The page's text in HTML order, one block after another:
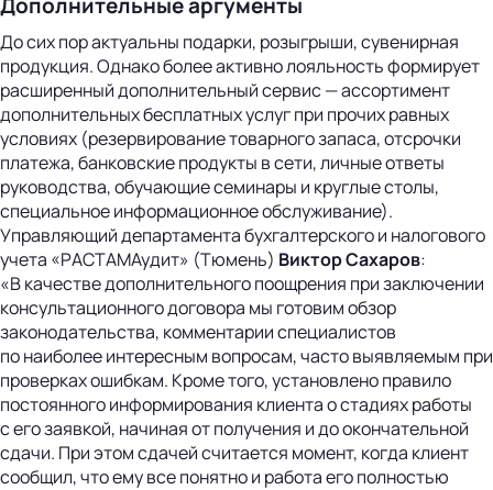
До сих пор актуальны подарки, розыгрыши, сувенирная
продукция. Однако более активно лояльность формирует
расширенный дополнительный сервис — ассортимент
дополнительных бесплатных услуг при прочих равных
условиях (резервирование товарного запаса, отсрочки
платежа, банковские продукты в сети, личные ответы
руководства, обучающие семинары и круглые столы,
специальное информационное обслуживание).
Управляющий департамента бухгалтерского и налогового
учета «РАСТАМАудит» (Тюмень) Виктор Сахаров:
«В качестве дополнительного поощрения при заключении
консультационного договора мы готовим обзор
законодательства, комментарии специалистов
по наиболее интересным вопросам, часто выявляемым при
проверках ошибкам. Кроме того, установлено правило
постоянного информирования клиента о стадиях работы
с его заявкой, начиная от получения и до окончательной
сдачи. При этом сдачей считается момент, когда клиент
сообщил, что ему все понятно и работа его полностью